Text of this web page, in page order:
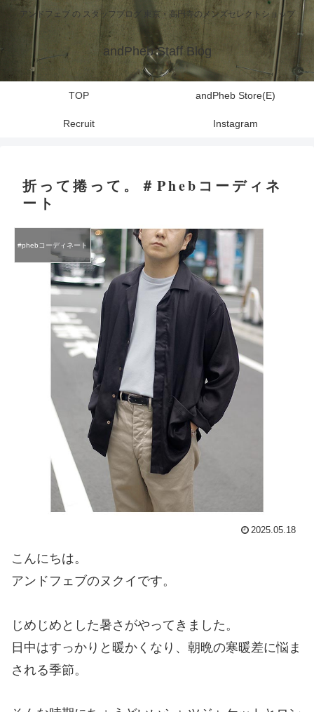
アンドフェブ の スタッフブログ 東京・高円寺のメンズセレクトショップ
andPheb Staff Blog
TOP andPheb Store(E)
Recruit Instagram
折って捲って。＃Phebコーディネ
ート
#phebコーディネート
2025.05.18
こんにちは。
アンドフェブのヌクイです。
じめじめとした暑さがやってきました。
日中はすっかりと暖かくなり、朝晩の寒暖差に悩ま
される季節。